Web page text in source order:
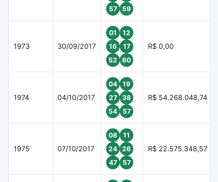
57
59
1973 30/09/2017
01
12
16
17
52
60
R$ 0,00
1974 04/10/2017
04
19
27
38
54
57
R$ 54.268.048,74
1975 07/10/2017
08
11
24
26
47
57
R$ 22.575.348,57